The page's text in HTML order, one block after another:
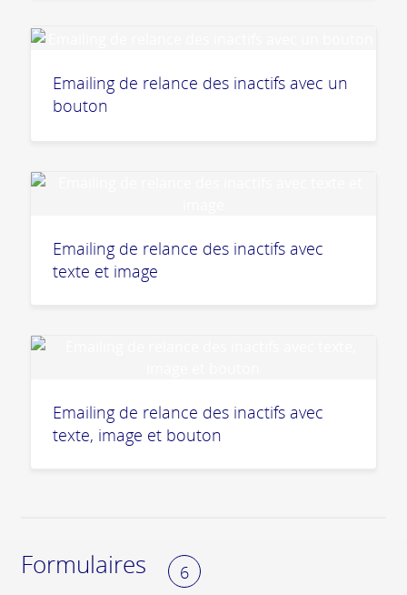
Emailing de relance des inactifs avec un
bouton
Emailing de relance des inactifs avec
texte et image
Emailing de relance des inactifs avec
texte, image et bouton
Formulaires 6